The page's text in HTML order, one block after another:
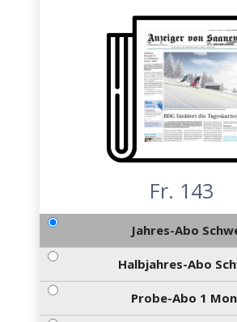
Fr. 143
Jahres-Abo
Halbjahres-Abo
Probe-Abo 1